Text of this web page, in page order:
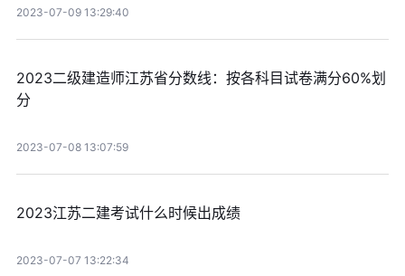
2023-07-09 13:29:40
2023二级建造师江苏省分数线：按各科目试卷满分60%划
分
2023-07-08 13:07:59
2023江苏二建考试什么时候出成绩
2023-07-07 13:22:34